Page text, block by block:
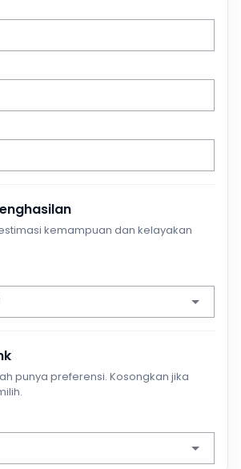
kemampuan dan kelayakan
punya preferensi. Kosongkan jika